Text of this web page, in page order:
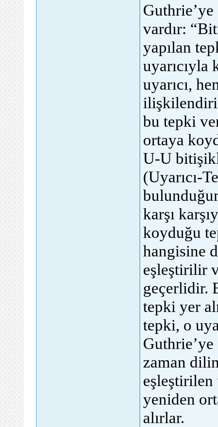
vardır:
yapılan
uyarıcıyla
uyarıcı,
bu tepki
ortaya
U-U
(Uyarıcı-
karşı
koyduğu
hangisine
eşleştirilir
geçerlidir.
tepki yer
tepki, o
zaman
eşleştirilen
yeniden
alırlar.